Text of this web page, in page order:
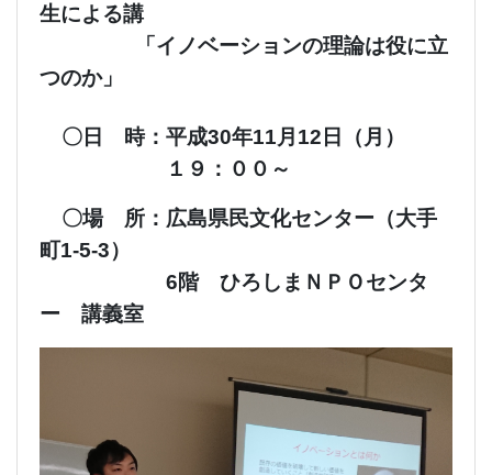
生による講
「イノベーションの理論は役に立
つのか」
〇日 時：平成30年11月12日（月）
１９：００～
〇場 所：広島県民文化センター（大手
町1-5-3）
6階 ひろしまＮＰＯセンタ
ー 講義室